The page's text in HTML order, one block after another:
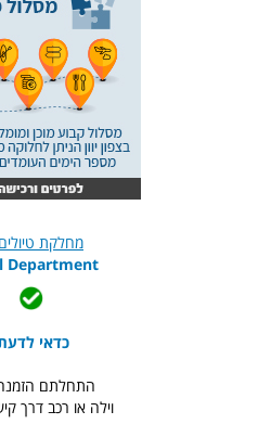
מחלקת טיולים
Department
כדאי
התחלתם
וילה או רכב דרך